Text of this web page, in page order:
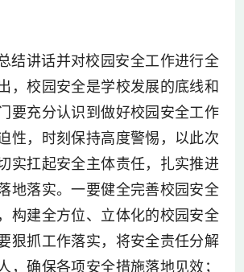
结讲话并对校园安全工作进行全
，校园安全是学校发展的底线和
要充分认识到做好校园安全工作
性，时刻保持高度警惕，以此次
实扛起安全主体责任，扎实推进
地落实。一要健全完善校园安全
构建全方位、立体化的校园安全
狠抓工作落实，将安全责任分解
，确保各项安全措施落地见效；